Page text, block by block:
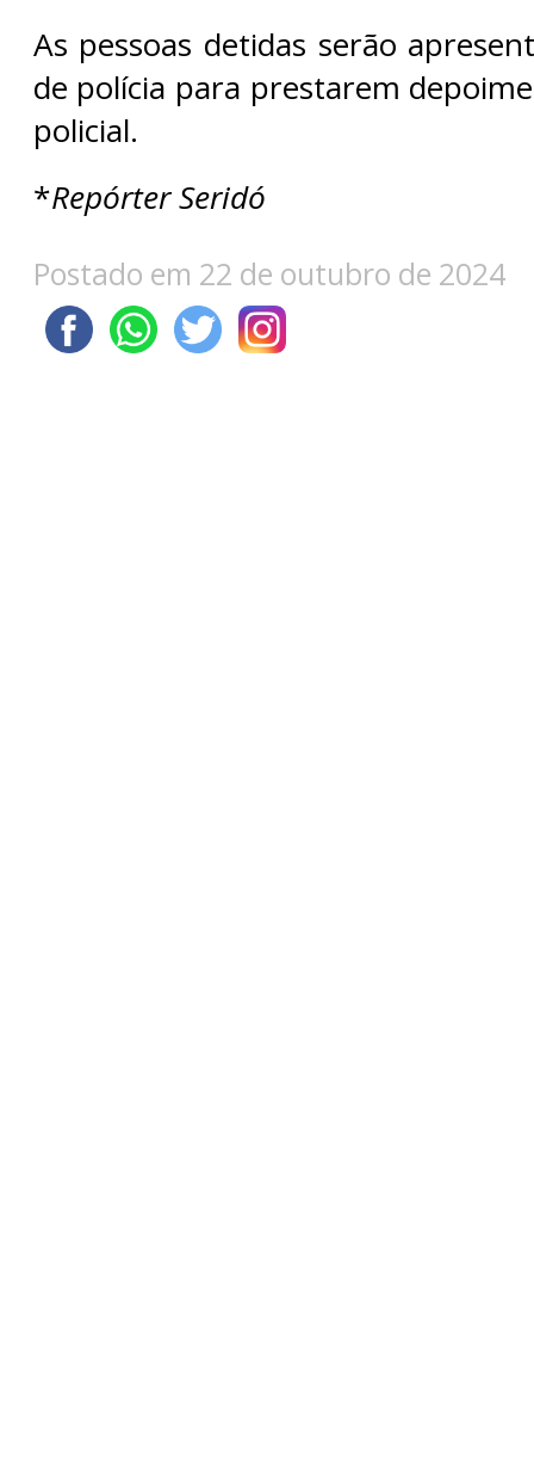
As pessoas detidas serão
de polícia para prestarem
policial.
*Repórter Seridó
Postado em 22 de outubro de 2024